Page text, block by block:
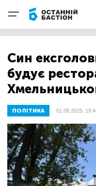
Син
будує
ПОЛІТИКА 01.08.2025,